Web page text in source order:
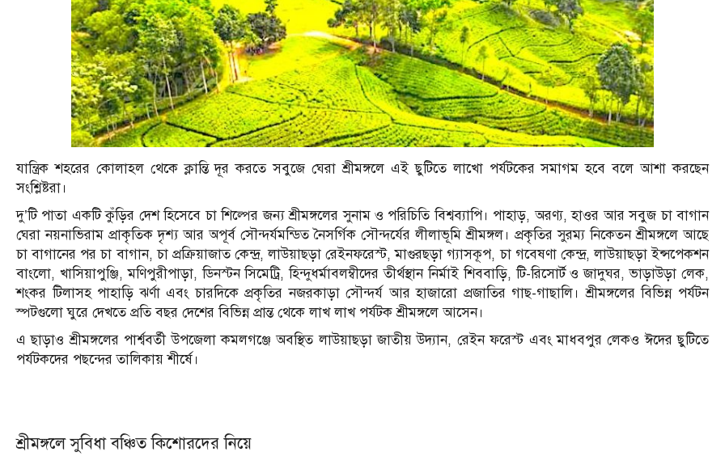
যান্ত্রিক শহরের কোলাহল থেকে ক্লান্তি দূর করতে সবুজে ঘেরা শ্রীমঙ্গলে এই ছুটিতে লাখো পর্যটকের সমাগম হবে বলে আশা করছেন
সংশ্লিষ্টরা।
দু’টি পাতা একটি কুঁড়ির দেশ হিসেবে চা শিল্পের জন্য শ্রীমঙ্গলের সুনাম ও পরিচিতি বিশ্বব্যাপি। পাহাড়, অরণ্য, হাওর আর সবুজ চা বাগান
ঘেরা নয়নাভিরাম প্রাকৃতিক দৃশ্য আর অপূর্ব সৌন্দর্যমন্ডিত নৈসর্গিক সৌন্দর্যের লীলাভূমি শ্রীমঙ্গল। প্রকৃতির সুরম্য নিকেতন শ্রীমঙ্গলে আছে
চা বাগানের পর চা বাগান, চা প্রক্রিয়াজাত কেন্দ্র, লাউয়াছড়া রেইনফরেস্ট, মাগুরছড়া গ্যাসকূপ, চা গবেষণা কেন্দ্র, লাউয়াছড়া ইন্সপেকশন
বাংলো, খাসিয়াপুঞ্জি, মণিপুরীপাড়া, ডিনস্টন সিমেট্রি, হিন্দুধর্মাবলম্বীদের তীর্থস্থান নির্মাই শিববাড়ি, টি-রিসোর্ট ও জাদুঘর, ভাড়াউড়া লেক,
শংকর টিলাসহ পাহাড়ি ঝর্ণা এবং চারদিকে প্রকৃতির নজরকাড়া সৌন্দর্য আর হাজারো প্রজাতির গাছ-গাছালি। শ্রীমঙ্গলের বিভিন্ন পর্যটন
স্পটগুলো ঘুরে দেখতে প্রতি বছর দেশের বিভিন্ন প্রান্ত থেকে লাখ লাখ পর্যটক শ্রীমঙ্গলে আসেন।
এ ছাড়াও শ্রীমঙ্গলের পার্শ্ববর্তী উপজেলা কমলগঞ্জে অবস্থিত লাউয়াছড়া জাতীয় উদ্যান, রেইন ফরেস্ট এবং মাধবপুর লেকও ঈদের ছুটিতে
পর্যটকদের পছন্দের তালিকায় শীর্ষে।
শ্রীমঙ্গলে সুবিধা বঞ্চিত কিশোরদের নিয়ে